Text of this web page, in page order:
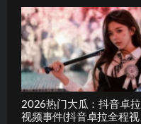
2026热门大瓜：抖音卓拉
视频事件(抖音卓拉全程视